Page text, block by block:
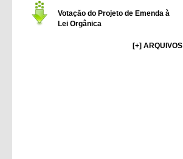
Votação do Projeto de Emenda à
Lei Orgânica
[+] ARQUIVOS